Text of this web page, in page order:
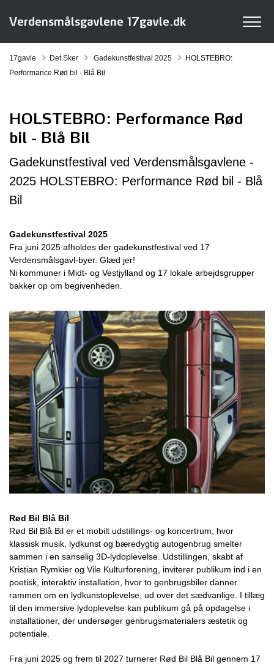
Verdensmålsgavlene 17gavle.dk
17gavle Det Sker Tilbage til
Gadekunstfestival 2025
HOLSTEBRO:
Performance Rød bil - Blå Bil
HOLSTEBRO: Performance Rød
bil - Blå Bil
Gadekunstfestival ved Verdensmålsgavlene -
2025 HOLSTEBRO: Performance Rød bil - Blå
Bil
Gadekunstfestival 2025
Fra juni 2025 afholdes der gadekunstfestival ved 17
Verdensmålsgavl-byer. Glæd jer!
Ni kommuner i Midt- og Vestjylland og 17 lokale arbejdsgrupper
bakker op om begivenheden.
Rød Bil Blå Bil
Rød Bil Blå Bil er et mobilt udstillings- og koncertrum, hvor
klassisk musik, lydkunst og bæredygtig autogenbrug smelter
sammen i en sanselig 3D-lydoplevelse. Udstillingen, skabt af
Kristian Rymkier og Vile Kulturforening, inviterer publikum ind i en
poetisk, interaktiv installation, hvor to genbrugsbiler danner
rammen om en lydkunstoplevelse, ud over det sædvanlige. I tillæg
til den immersive lydoplevelse kan publikum gå på opdagelse i
installationer, der undersøger genbrugsmaterialers æstetik og
potentiale.
Fra juni 2025 og frem til 2027 turnerer Rød Bil Blå Bil gennem 17